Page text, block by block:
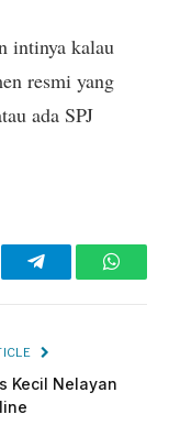
intinya kalau
resmi yang
ada SPJ
Telegram
Kecil Nelayan